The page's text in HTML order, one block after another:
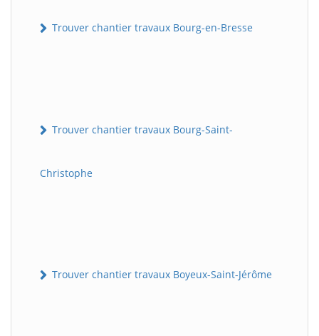
Trouver chantier travaux Bourg-en-Bresse
Trouver chantier travaux Bourg-Saint-
Christophe
Trouver chantier travaux Boyeux-Saint-Jérôme